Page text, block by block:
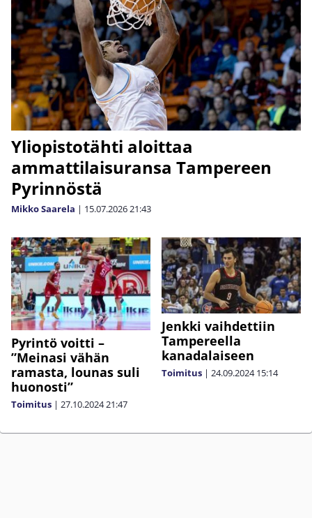
Yliopistotähti aloittaa
ammattilaisuransa Tampereen
Pyrinnöstä
Mikko Saarela | 15.07.202621:43
Pyrintö voitti –
”Meinasi vähän
ramasta, lounas suli
huonosti”
Toimitus | 27.10.202421:47
Jenkki vaihdettiin
Tampereella
kanadalaiseen
Toimitus | 24.09.2024 15:14